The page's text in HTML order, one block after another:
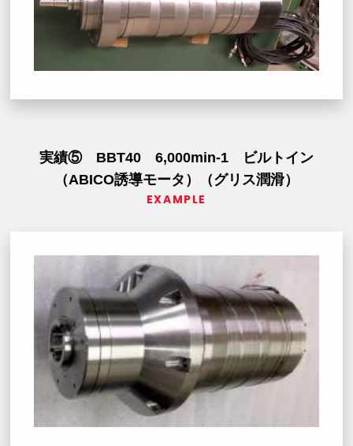
実績⑤ BBT40 6,000min-1 ビルトイン
（ABICO誘導モータ）（グリス潤滑）
EXAMPLE